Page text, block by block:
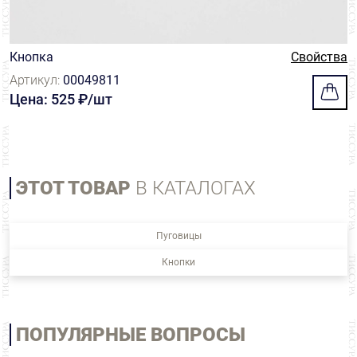
Кнопка
Свойства
Артикул: 00049811
Цена: 525 ₽/шт
ЭТОТ ТОВАР В КАТАЛОГАХ
Пуговицы
Кнопки
ПОПУЛЯРНЫЕ ВОПРОСЫ